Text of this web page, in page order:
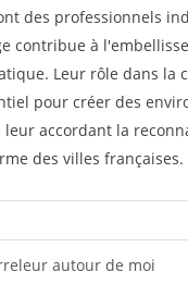
des professionnels
contribue à
Leur rôle dans la
pour créer des
accordant la
des villes françaises.
autour de moi